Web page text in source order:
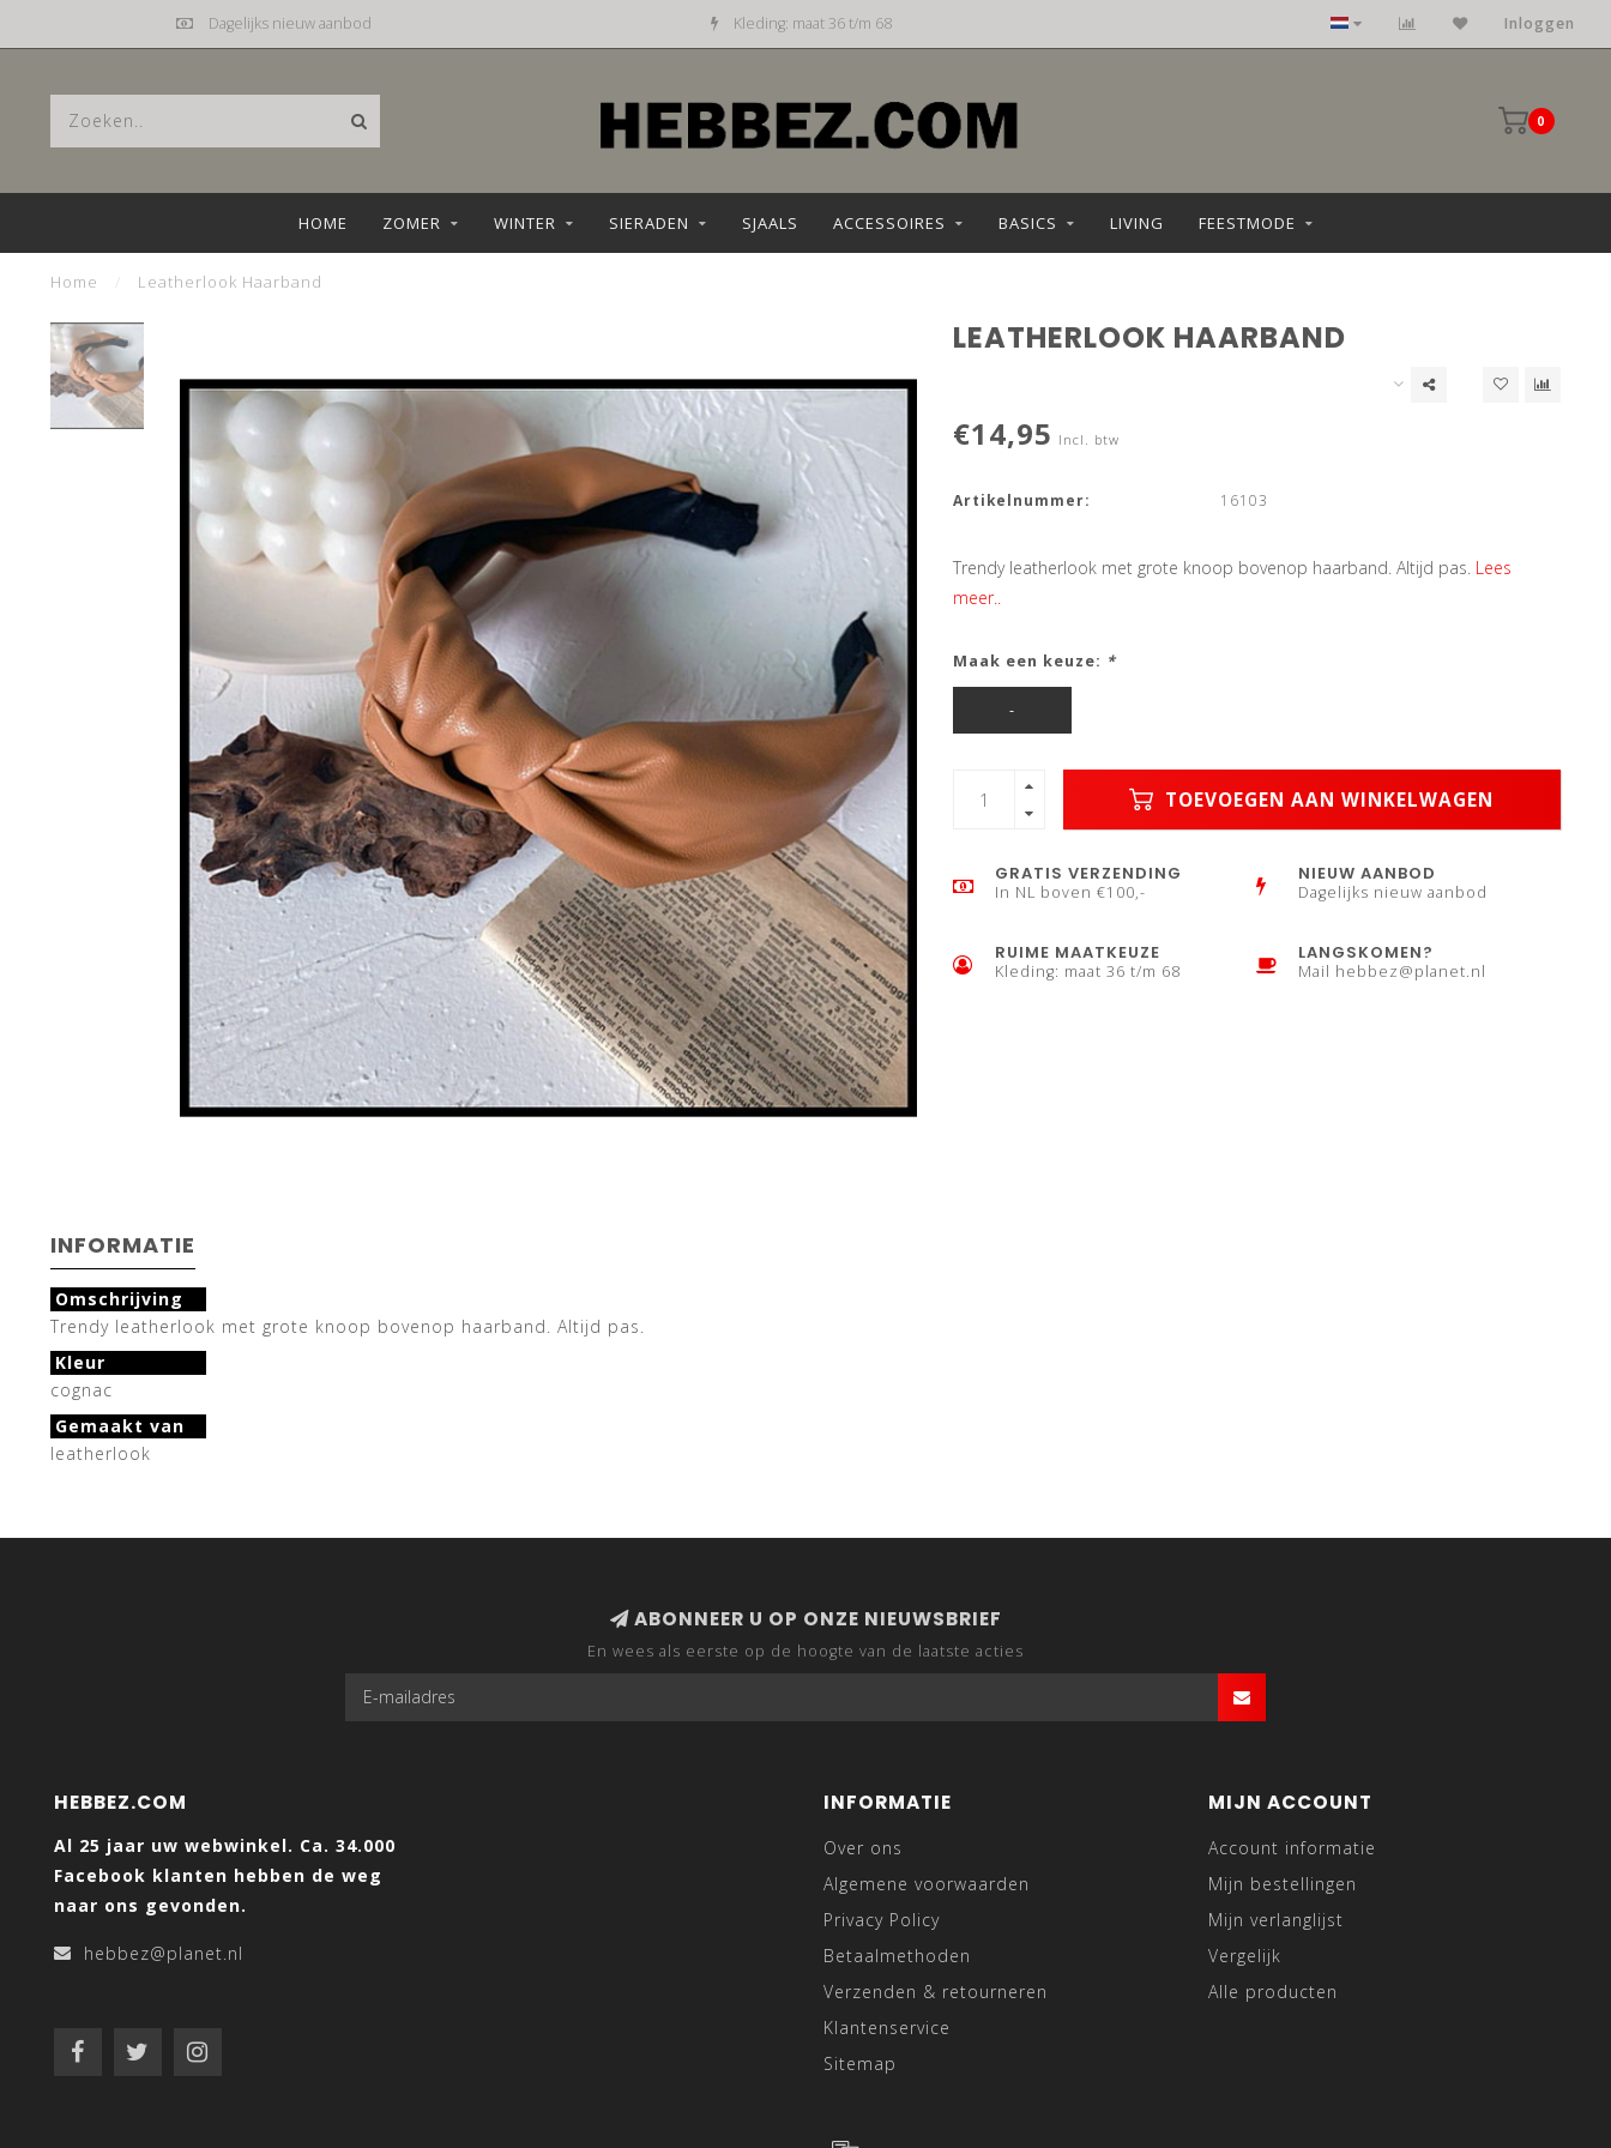
Mailhebbez@planet.nl Dagelijks nieuw aanbod Kleding: maat 36 t/m 68 Inloggen
0
HOME ZOMER WINTER SIERADEN SJAALS ACCESSOIRES BASICS LIVING FEESTMODE
Home Leatherlook Haarband
LEATHERLOOK HAARBAND
€14,95 Incl. btw
Artikelnummer: 16103
Trendy leatherlook met grote knoop bovenop haarband. Altijd pas. Lees
meer..
Maak een keuze: *
-
TOEVOEGEN AAN WINKELWAGEN
GRATIS VERZENDING
In NL boven €100,-
NIEUW AANBOD
Dagelijks nieuw aanbod
RUIME MAATKEUZE
Kleding: maat 36 t/m 68
LANGSKOMEN?
Mail hebbez@planet.nl
INFORMATIE
Omschrijving
Trendy leatherlook met grote knoop bovenop haarband. Altijd pas.
Kleur
cognac
Gemaakt van
leatherlook
ABONNEER U OP ONZE NIEUWSBRIEF
En wees als eerste op de hoogte van de laatste acties
HEBBEZ.COM
Al 25 jaar uw webwinkel. Ca. 34.000
Facebook klanten hebben de weg
naar ons gevonden.
hebbez@planet.nl
INFORMATIE
Over ons
Algemene voorwaarden
Privacy Policy
Betaalmethoden
Verzenden & retourneren
Klantenservice
Sitemap
MIJN ACCOUNT
Account informatie
Mijn bestellingen
Mijn verlanglijst
Vergelijk
Alle producten